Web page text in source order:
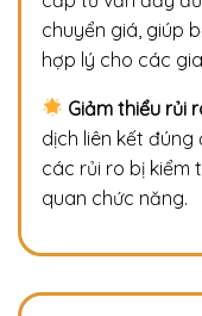
chuyển giá, giúp
hợp lý cho các
Giảm thiểu rủi
dịch liên kết
các rủi ro bị kiểm
quan chức năng.